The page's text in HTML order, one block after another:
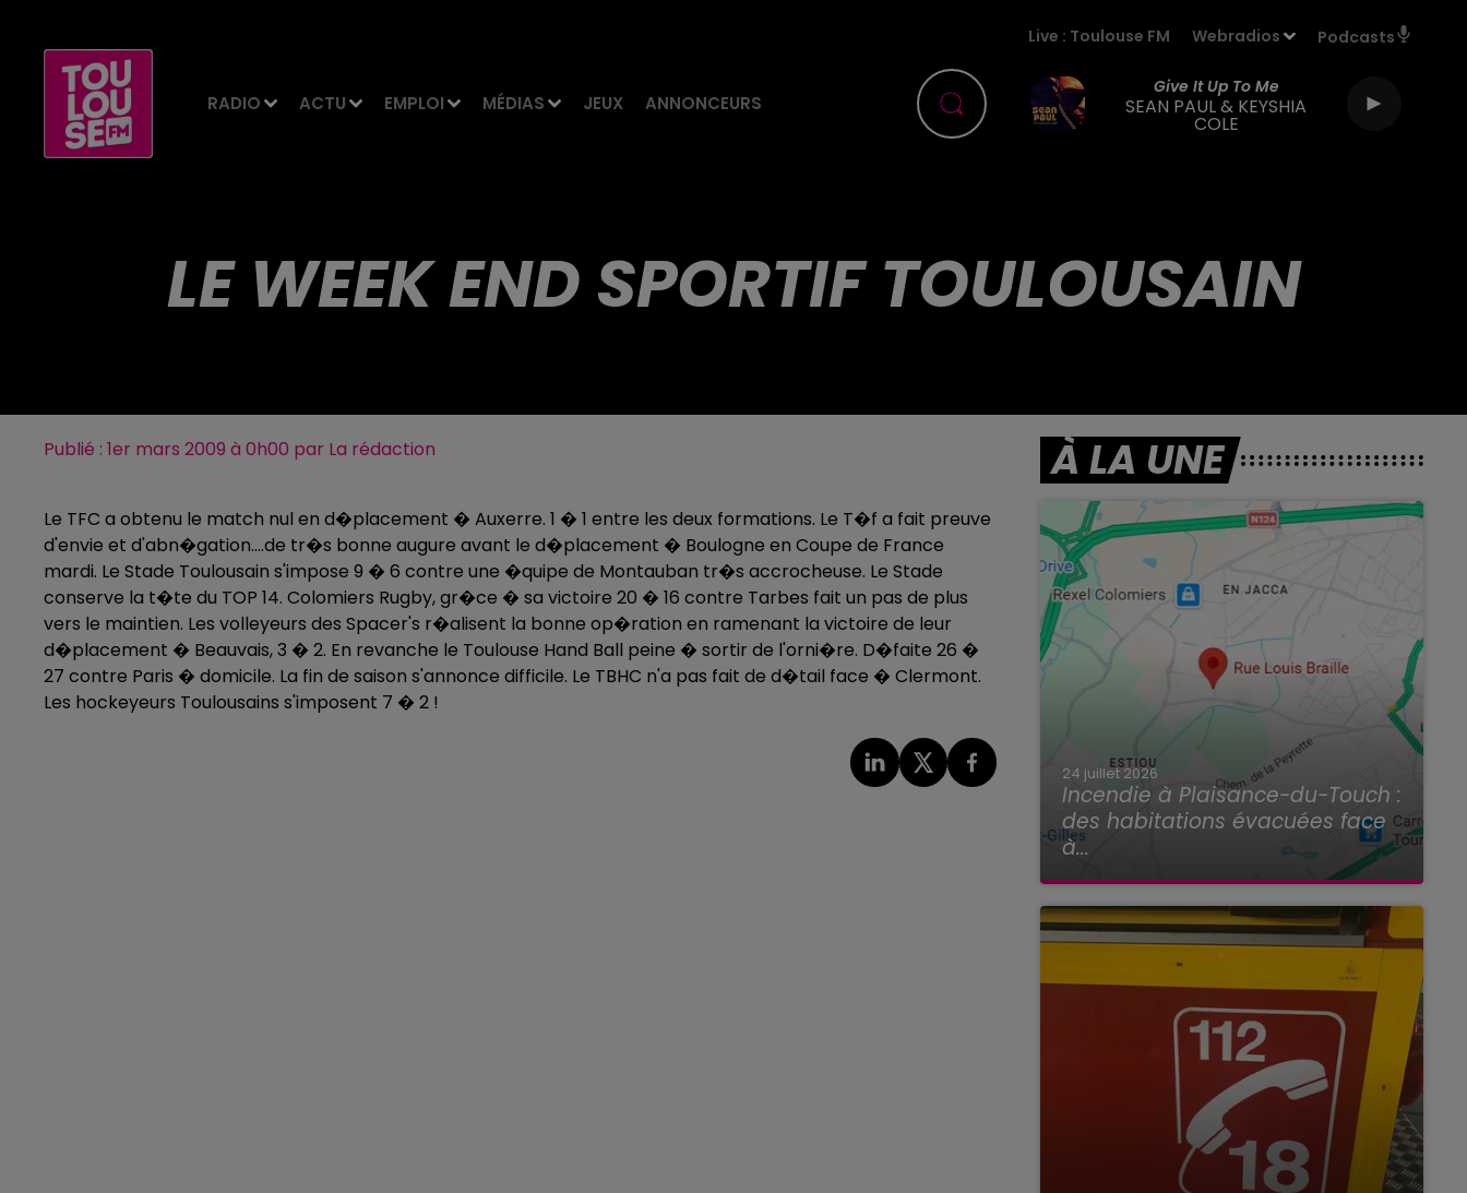
RADIO ACTU EMPLOI MÉDIAS JEUX ANNONCEURS
Live : Toulouse FM Webradios Podcasts
Give It Up To Me
SEAN PAUL & KEYSHIA
COLE
LE WEEK END SPORTIF TOULOUSAIN
Publié : 1er mars 2009 à 0h00 par La rédaction
Le TFC a obtenu le match nul en d�placement � Auxerre. 1 � 1 entre les deux formations. Le T�f a fait preuve
d'envie et d'abn�gation....de tr�s bonne augure avant le d�placement � Boulogne en Coupe de France
mardi. Le Stade Toulousain s'impose 9 � 6 contre une �quipe de Montauban tr�s accrocheuse. Le Stade
conserve la t�te du TOP 14. Colomiers Rugby, gr�ce � sa victoire 20 � 16 contre Tarbes fait un pas de plus
vers le maintien. Les volleyeurs des Spacer's r�alisent la bonne op�ration en ramenant la victoire de leur
d�placement � Beauvais, 3 � 2. En revanche le Toulouse Hand Ball peine � sortir de l'orni�re. D�faite 26 �
27 contre Paris � domicile. La fin de saison s'annonce difficile. Le TBHC n'a pas fait de d�tail face � Clermont.
Les hockeyeurs Toulousains s'imposent 7 � 2 !
À LA UNE
24 juillet 2026
Incendie à Plaisance-du-Touch :
des habitations évacuées face
à...